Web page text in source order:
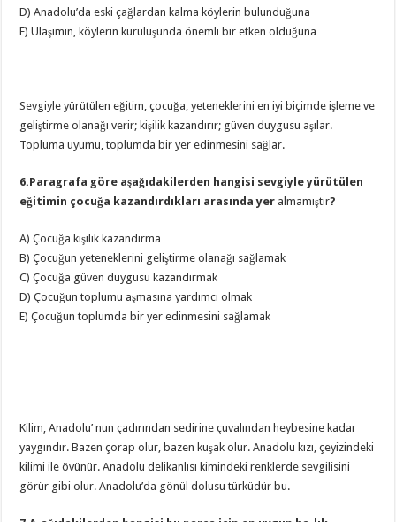
D) Anadolu’da eski çağlardan kalma köylerin bulunduğuna
E) Ulaşımın, köylerin kuruluşunda önemli bir etken olduğuna
Sevgiyle yürütülen eğitim, çocuğa, yeteneklerini en iyi biçimde işleme ve
geliştirme olanağı verir; kişilik kazandırır; güven duygusu aşılar.
Topluma uyumu, toplumda bir yer edinmesini sağlar.
6.Paragrafa göre aşağıdakilerden hangisi sevgiyle yürütülen
eğitimin çocuğa kazandırdıkları arasında yer almamıştır?
A) Çocuğa kişilik kazandırma
B) Çocuğun yeteneklerini geliştirme olanağı sağlamak
C) Çocuğa güven duygusu kazandırmak
D) Çocuğun toplumu aşmasına yardımcı olmak
E) Çocuğun toplumda bir yer edinmesini sağlamak
Kilim, Anadolu’ nun çadırından sedirine çuvalından heybesine kadar
yaygındır. Bazen çorap olur, bazen kuşak olur. Anadolu kızı, çeyizindeki
kilimi ile övünür. Anadolu delikanlısı kimindeki renklerde sevgilisini
görür gibi olur. Anadolu’da gönül dolusu türküdür bu.